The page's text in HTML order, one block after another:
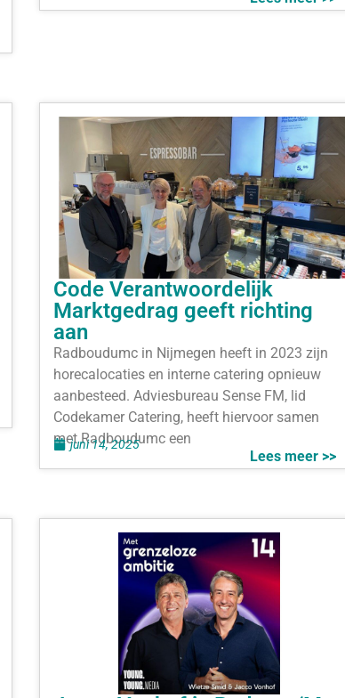
Code Verantwoordelijk
Marktgedrag geeft richting
aan
Radboudumc in Nijmegen heeft in 2023 zijn
horecalocaties en interne catering opnieuw
aanbesteed. Adviesbureau Sense FM, lid
Codekamer Catering, heeft hiervoor samen
met Radboudumc een
Lees meer >>
juni 14, 2025